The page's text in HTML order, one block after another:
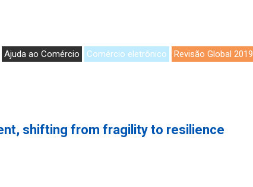
Ajuda ao Comércio Comércio eletrônico Revisão Global 2019
shifting from fragility to resilience